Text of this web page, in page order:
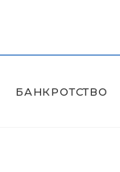
БАНКРОТСТВО